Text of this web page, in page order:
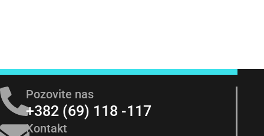
Pozovite nas
+382 (69) 118 -117
Kontakt